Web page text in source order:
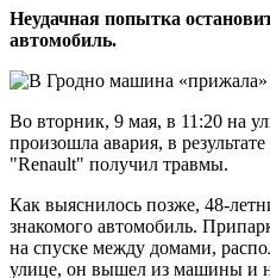
Неудачная попытка
автомобиль.
Во вторник, 9 мая, в 11:20 на
произошла авария, в
"Renault" получил травмы.
Как выяснилось позже, 48-
знакомого автомобиль.
на спуске между домами,
улице, он вышел из машины и